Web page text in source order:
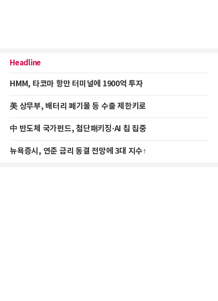
Headline
HMM, 타코마 항만 터미널에 1900억 투자
美 상무부, 배터리 폐기물 등 수출 제한키로
中 반도체 국가펀드, 첨단패키징·AI 칩 집중
뉴욕증시, 연준 금리 동결 전망에 3대 지수↑